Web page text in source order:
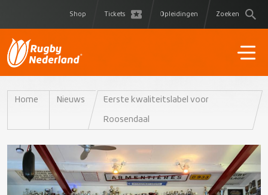
Shop Tickets Opleidingen Zoeken
Home Nieuws Eerste kwaliteitslabel voor
Roosendaal